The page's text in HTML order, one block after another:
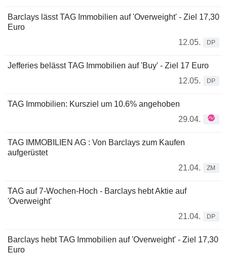
Barclays lässt TAG Immobilien auf 'Overweight' - Ziel 17,30
Euro
12.05.
DP
Jefferies belässt TAG Immobilien auf 'Buy' - Ziel 17 Euro
12.05.
DP
TAG Immobilien: Kursziel um 10.6% angehoben
29.04.
TAG IMMOBILIEN AG : Von Barclays zum Kaufen
aufgerüstet
21.04.
ZM
TAG auf 7-Wochen-Hoch - Barclays hebt Aktie auf
'Overweight'
21.04.
DP
Barclays hebt TAG Immobilien auf 'Overweight' - Ziel 17,30
Euro